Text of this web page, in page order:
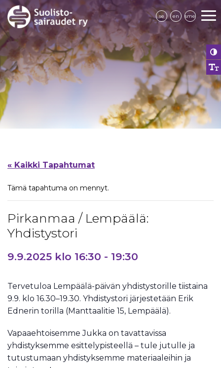
se en sme
« Kaikki Tapahtumat
Tämä tapahtuma on mennyt.
Pirkanmaa / Lempäälä:
Yhdistystori
9.9.2025 klo 16:30 - 19:30
Tervetuloa Lempäälä-päivän yhdistystorille tiistaina
9.9. klo 16.30–19.30. Yhdistystori järjestetään Erik
Ednerin torilla (Manttaalitie 15, Lempäälä).
Vapaaehtoisemme Jukka on tavattavissa
yhdistyksemme esittelypisteellä – tule jutulle ja
tutustumaan yhdistyksemme materiaaleihin ja